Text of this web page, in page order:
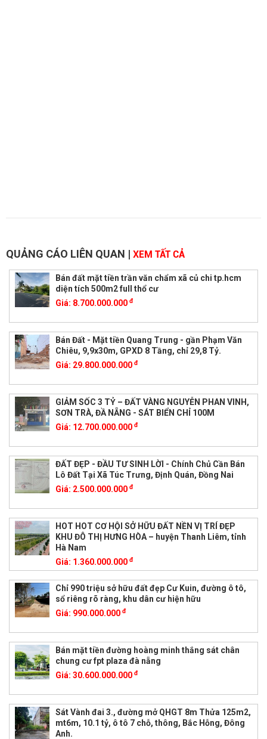
QUẢNG CÁO LIÊN QUAN | XEM TẤT CẢ
Bán đất mặt tiền trần văn chẩm xã củ chi tp.hcm
diện tích 500m2 full thổ cư
Giá: 8.700.000.000 đ
Bán Đất - Mặt tiền Quang Trung - gần Phạm Văn
Chiêu, 9,9x30m, GPXD 8 Tầng, chỉ 29,8 Tỷ.
Giá: 29.800.000.000 đ
GIẢM SỐC 3 TỶ – ĐẤT VÀNG NGUYỄN PHAN VINH,
SƠN TRÀ, ĐẦ NẴNG - SÁT BIỂN CHỈ 100M
Giá: 12.700.000.000 đ
ĐẤT ĐẸP - ĐẦU TƯ SINH LỜI - Chính Chủ Cần Bán
Lô Đất Tại Xã Túc Trưng, Định Quán, Đồng Nai
Giá: 2.500.000.000 đ
HOT HOT CƠ HỘI SỞ HỮU ĐẤT NỀN VỊ TRÍ ĐẸP
KHU ĐÔ THỊ HƯNG HÒA – huyện Thanh Liêm, tỉnh
Hà Nam
Giá: 1.360.000.000 đ
Chỉ 990 triệu sở hữu đất đẹp Cư Kuin, đường ô tô,
sổ riêng rõ ràng, khu dân cư hiện hữu
Giá: 990.000.000 đ
Bán mặt tiền đường hoàng minh thắng sát chân
chung cư fpt plaza đà nẵng
Giá: 30.600.000.000 đ
Sát Vành đai 3., đường mở QHGT 8m Thửa 125m2,
mt6m, 10.1 tỷ, ô tô 7 chỗ, thông, Bắc Hỗng, Đông
Anh.